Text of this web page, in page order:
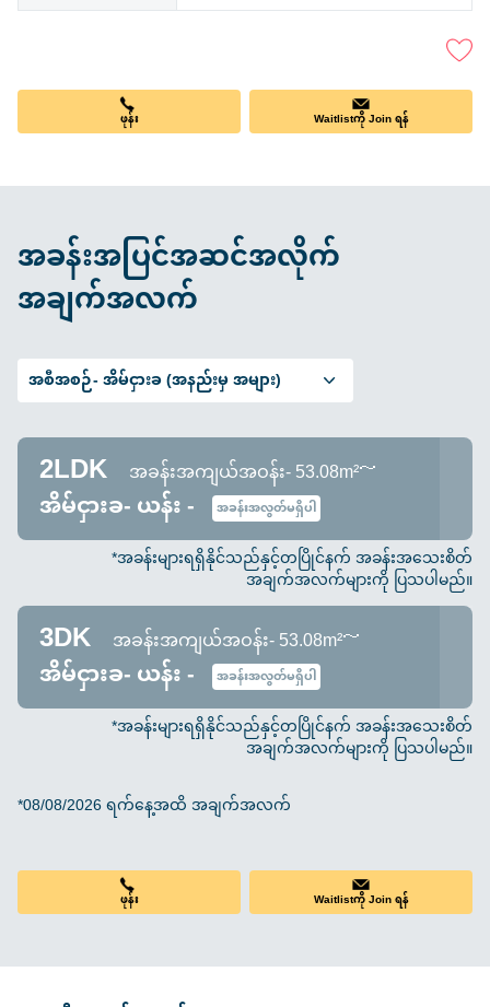
ဖုန်း Waitlistကို Join ရန်
အခန်းအပြင်အဆင်အလိုက်
အချက်အလက်
အစီအစဉ်-အိမ်ငှားခ (အနည်းမှ အများ)
2LDK အခန်းအကျယ်အဝန်း- 53.08m²～
အိမ်ငှားခ- ယန်း - အခန်းအလွတ်မရှိပါ
*အခန်းများရရှိနိုင်သည်နှင့်တပြိုင်နက် အခန်းအသေးစိတ်
အချက်အလက်များကို ပြသပါမည်။
3DK အခန်းအကျယ်အဝန်း- 53.08m²～
အိမ်ငှားခ- ယန်း - အခန်းအလွတ်မရှိပါ
*အခန်းများရရှိနိုင်သည်နှင့်တပြိုင်နက် အခန်းအသေးစိတ်
အချက်အလက်များကို ပြသပါမည်။
*08/08/2026 ရက်နေ့အထိ အချက်အလက်
ဖုန်း Waitlistကို Join ရန်